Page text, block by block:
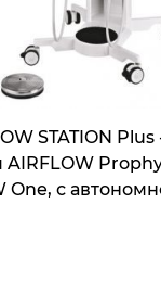
STATION
AIRFLOW
One, с